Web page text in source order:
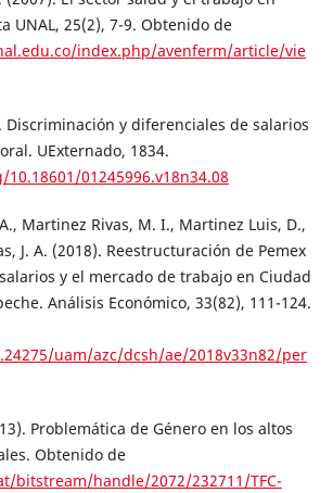
UNAL, 25(2), 7-9. Obtenido de
index.php/avenferm/article/vie
Discriminación y diferenciales de salarios
UExternado, 1834.
01245996.v18n34.08
Martinez Rivas, M. I., Martinez Luis, D.,
J. A. (2018). Reestructuración de Pemex
y el mercado de trabajo en Ciudad
Análisis Económico, 33(82), 111-124.
uam/azc/dcsh/ae/2018v33n82/per
Problemática de Género en los altos
Obtenido de
bitstream/handle/2072/232711/TFC-